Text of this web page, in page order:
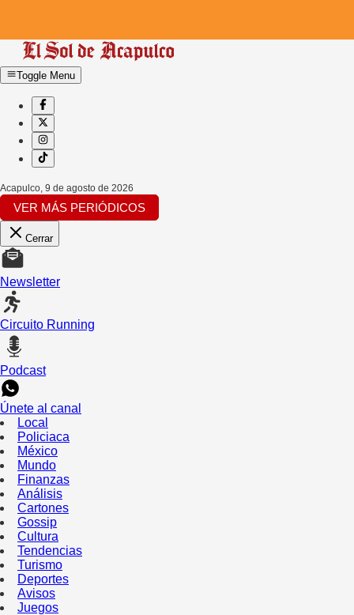
Toggle Menu
Acapulco 9 de agosto de 2026
VER MÁS PERIÓDICOS
Cerrar
Newsletter
Circuito Running
Podcast
Únete al canal
Local
Policiaca
México
Mundo
Finanzas
Análisis
Cartones
Gossip
Cultura
Tendencias
Turismo
Deportes
Avisos
Juegos